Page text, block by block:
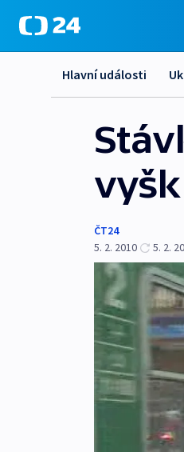
Hlavní události
ČT24
5. 2. 2010
5. 2.